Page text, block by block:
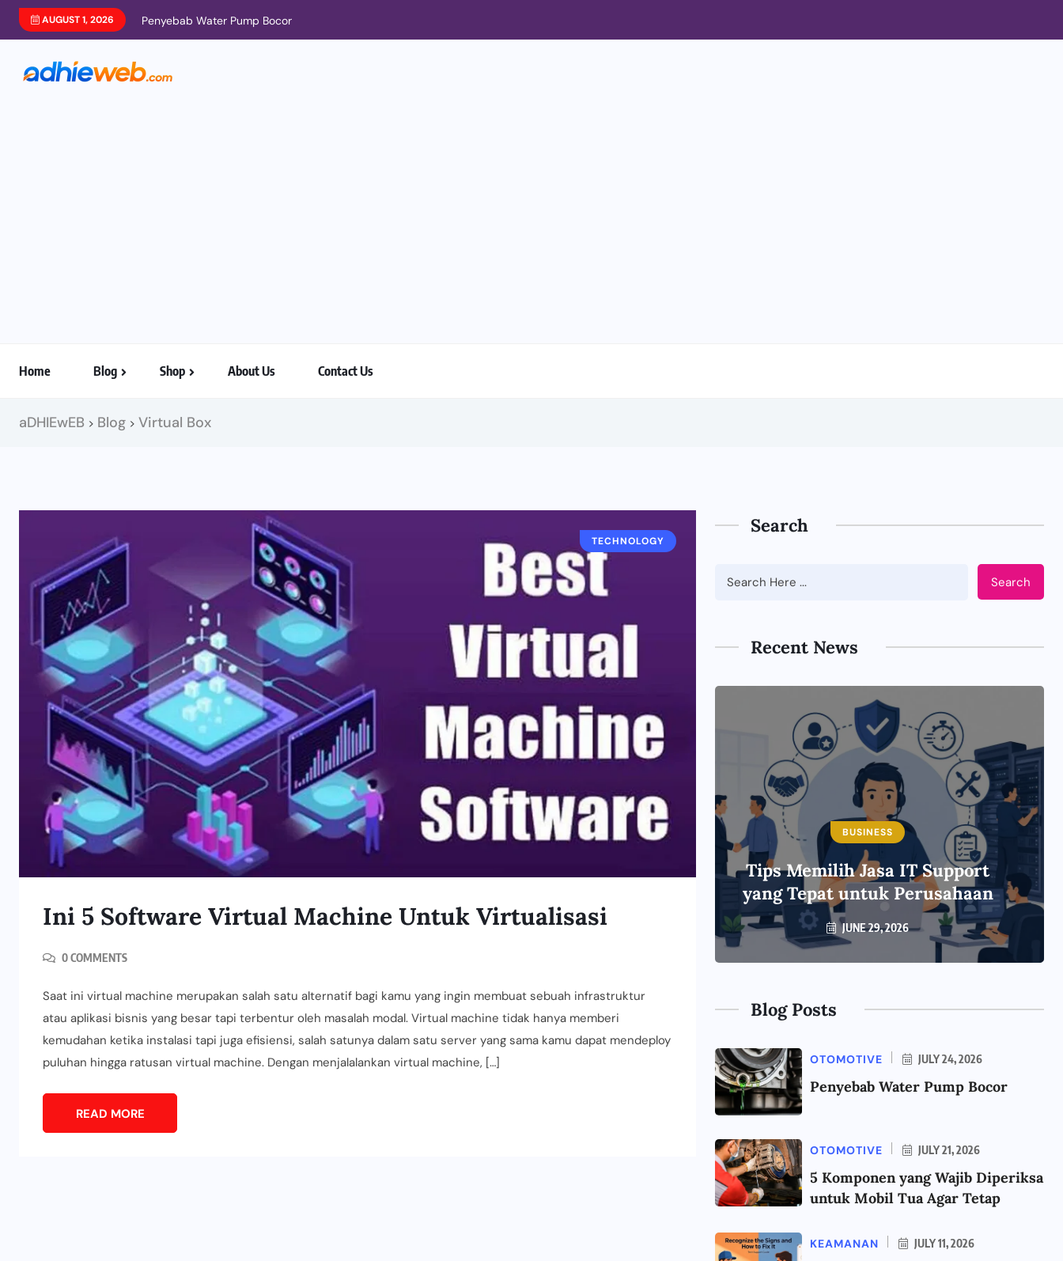
AUGUST 1, 2026 Penyebab Water Pump Bocor
Home Blog Shop About Us Contact Us
aDHIEwEB > Blog > Virtual Box
TECHNOLOGY
Ini 5 Software Virtual Machine Untuk Virtualisasi
0 COMMENTS
Saat ini virtual machine merupakan salah satu alternatif bagi kamu yang ingin membuat sebuah infrastruktur
atau aplikasi bisnis yang besar tapi terbentur oleh masalah modal. Virtual machine tidak hanya memberi
kemudahan ketika instalasi tapi juga efisiensi, salah satunya dalam satu server yang sama kamu dapat mendeploy
puluhan hingga ratusan virtual machine. Dengan menjalalankan virtual machine, […]
READ MORE
Search
Search
Recent News
BUSINESS
Tips Memilih Jasa IT Support
yang Tepat untuk Perusahaan
JUNE 29, 2026
Blog Posts
OTOMOTIVE JULY 24, 2026
Penyebab Water Pump Bocor
OTOMOTIVE JULY 21, 2026
5 Komponen yang Wajib Diperiksa
untuk Mobil Tua Agar Tetap
KEAMANAN JULY 11, 2026